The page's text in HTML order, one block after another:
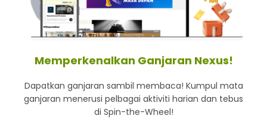
Lebih hot, viral dan sensasi
Memperkenalkan Ganjaran Nexus!
Dapatkan ganjaran sambil membaca! Kumpul mata
ganjaran menerusi pelbagai aktiviti harian dan tebus
di Spin-the-Wheel!